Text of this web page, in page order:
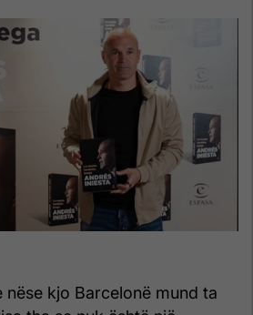
nëse kjo Barcelonë mund ta